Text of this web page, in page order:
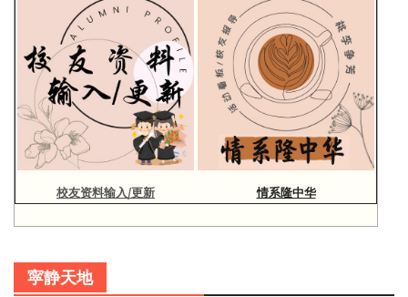
校友资料输入/更新 情系隆中华
寜静天地